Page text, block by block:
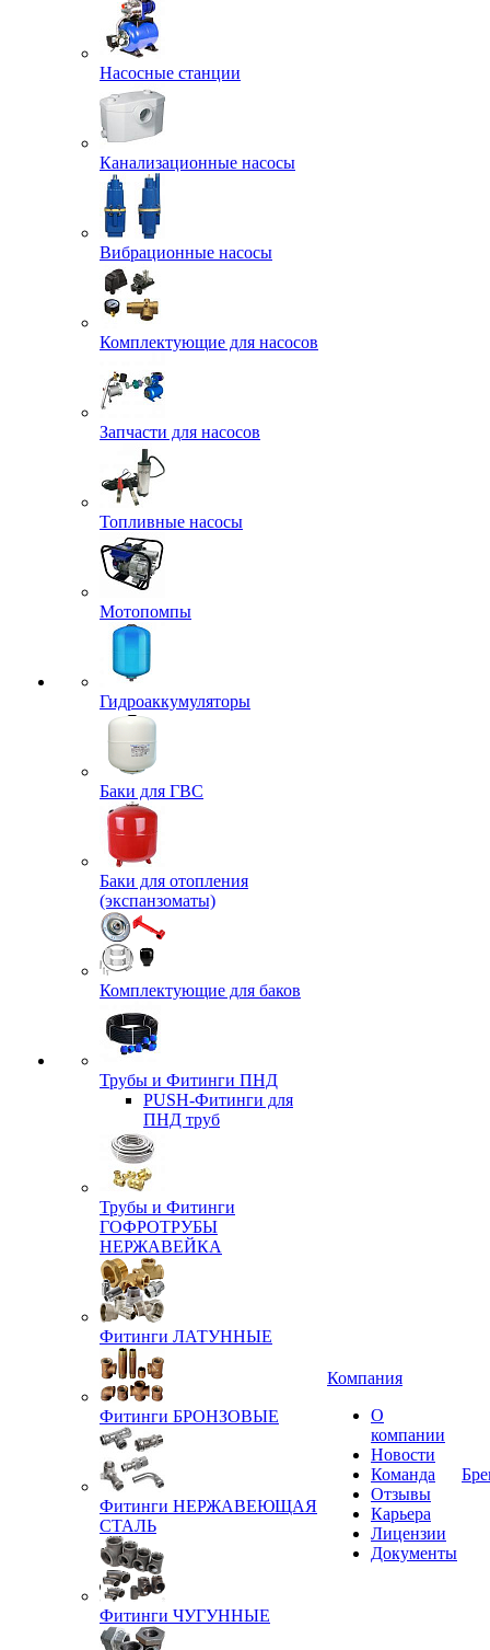
Насосные станции
Канализационные насосы
Вибрационные насосы
Комплектующие для насосов
Запчасти для насосов
Топливные насосы
Мотопомпы
Гидроаккумуляторы
Баки для ГВС
Баки для отопления
(экспанзоматы)
Комплектующие для баков
Трубы и Фитинги ПНД
PUSH-Фитинги для
ПНД труб
Трубы и Фитинги
ГОФРОТРУБЫ
НЕРЖАВЕЙКА
Фитинги ЛАТУННЫЕ
Фитинги БРОНЗОВЫЕ
Фитинги НЕРЖАВЕЮЩАЯ
СТАЛЬ
Фитинги ЧУГУННЫЕ
Компания
О
компании
Новости
Команда
Отзывы
Карьера
Лицензии
Документы